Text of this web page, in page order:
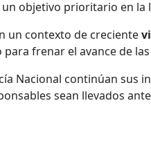
objetivo prioritario en
un contexto de creciente
frenar el avance de
Nacional continúan
sean llevados